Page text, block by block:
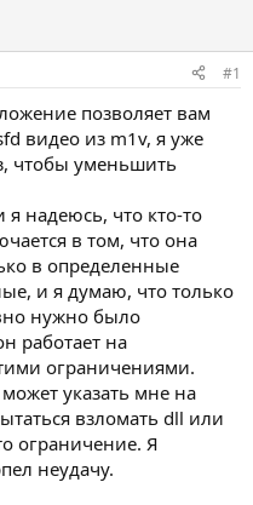
#1
позволяет вам
видео из m1v, я уже
чтобы уменьшить
надеюсь, что кто-то
в том, что она
в определенные
и я думаю, что только
нужно было
работает на
ограничениями.
указать мне на
взломать dll или
ограничение. Я
неудачу.